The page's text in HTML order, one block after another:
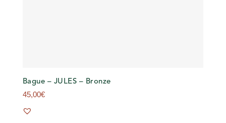
Bague – JULES – Bronze
45,00€